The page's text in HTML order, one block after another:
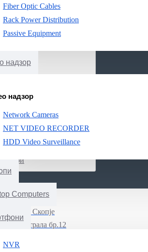
Fiber Optic Cables
Rack Power Distribution
Passive Equipment
надзор
надзор
Network Cameras
NET VIDEO RECORDER
HDD Video Surveillance
Computers
NVR
0.5M/UOC-0.5 UBIQUITI
желби
ДОО Скопје
магистрала бр.12
Северна Македонија